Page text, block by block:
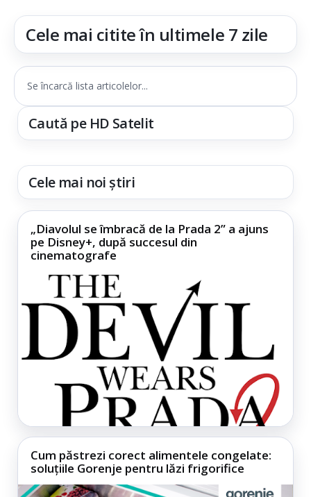
Cele mai citite în ultimele 7 zile
Se încarcă lista articolelor...
Caută pe HD Satelit
Cele mai noi știri
„Diavolul se îmbracă de la Prada 2” a ajuns
pe Disney+, după succesul din
cinematografe
Cum păstrezi corect alimentele congelate:
soluțiile Gorenje pentru lăzi frigorifice